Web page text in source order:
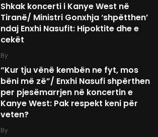
Shkak koncerti i Kanye West në
Tiranë/ Ministri Gonxhja ‘shpëtthen’
ndaj Enxhi Nasufit: Hipoktite dhe e
cekët
By
“Kur tju vënë kembën ne fyt, mos
bëni më zë”/ Enxhi Nasufi shpërthen
per pjesëmarrjen në koncertin e
Kanye West: Pak respekt keni për
veten?
By